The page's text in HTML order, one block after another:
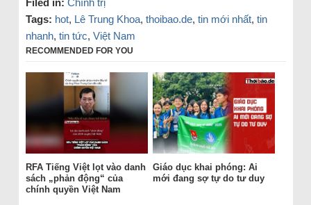
Tags: hot, Lê Trung Khoa, thoibao.de, tin mới nhất, tin
nhanh, tin tức, Việt Nam
RECOMMENDED FOR YOU
RFA Tiếng Việt lọt vào danh
sách „phản động“ của
chính quyền Việt Nam
Giáo dục khai phóng: Ai
mới đang sợ tự do tư duy